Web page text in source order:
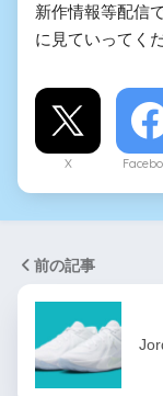
新作情報等配信
に見ていってく
X
前の記事